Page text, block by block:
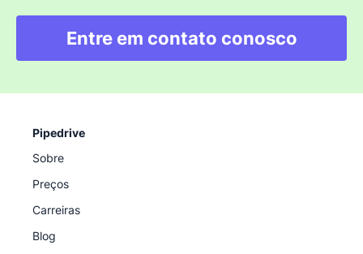
Entre em contato conosco
Pipedrive
Sobre
Preços
Carreiras
Blog